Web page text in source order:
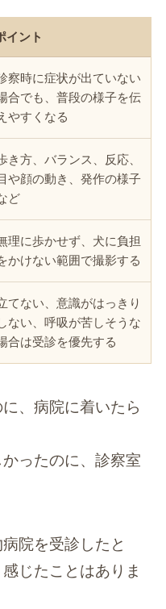
イント
察時に症状が出ていない
合でも、普段の様子を伝
やすくなる
き方、バランス、反応、
や顔の動き、発作の様子
ど
理に歩かせず、犬に負担
かけない範囲で撮影する
てない、意識がはっきり
ない、呼吸が苦しそうな
合は受診を優先する
、病院に着いたら
かったのに、診察室
院を受診したと
じたことはありま